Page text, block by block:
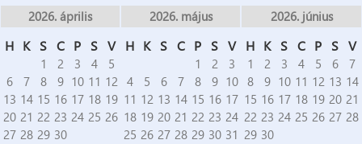
2026. április
H K S C P S V
1 2 3 4
5
6
7 8 9 10 11 12
13 14 15 16 17 18 19
20 21 22 23 24 25 26
27 28 29 30
2026. május
H K S C P S V
1 2
3
4
5 6 7 8 9 10
11 12 13 14 15 16 17
18 19 20 21 22 23 24
25 26 27 28 29 30 31
2026. június
H K S C P S V
1 2 3 4 5 6
7
8
9 10 11 12 13 14
15 16 17 18 19 20 21
22 23 24 25 26 27 28
29 30